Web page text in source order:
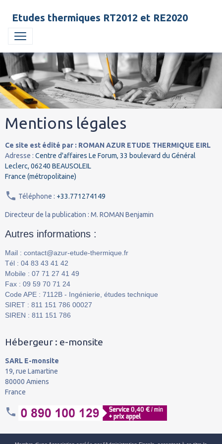
Etudes thermiques RT2012 et RE2020
Mentions légales
Ce site est édité par : ROMAN AZUR ETUDE THERMIQUE EIRL
Adresse : Centre d'affaires Le Forum, 33 boulevard du Général
Leclerc, 06240 BEAUSOLEIL
France (métropolitaine)
Téléphone : +33.771274149
Directeur de la publication : M. ROMAN Benjamin
Autres informations :
Mail : contact@azur-etude-thermique.fr
Tél : 04 83 43 41 42
Mobile : 07 71 27 41 49
Fax : 09 59 70 71 24
Code APE : 7112B - Ingénierie, études technique
SIRET : 811 151 786 00027
SIREN : 811 151 786
Hébergeur : e-monsite
SARL E-monsite
19, rue Lamartine
80000 Amiens
France